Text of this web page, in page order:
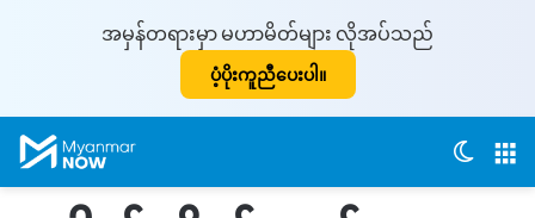
အမှန်တရားမှာ မဟာမိတ်များ လိုအပ်သည်
ပံ့ပိုးကူညီပေးပါ။